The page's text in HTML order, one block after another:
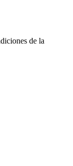
de la